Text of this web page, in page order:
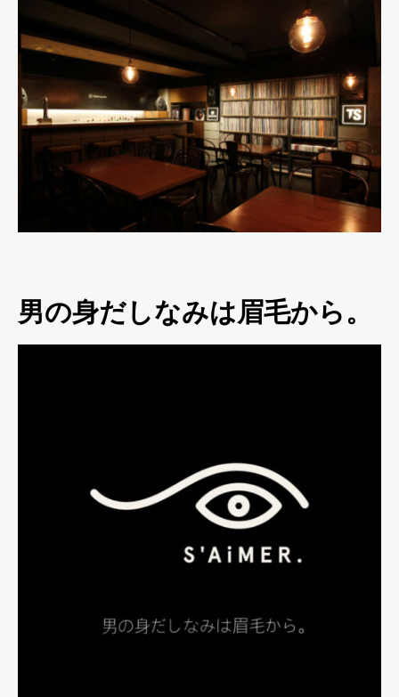
男の身だしなみは眉毛から。